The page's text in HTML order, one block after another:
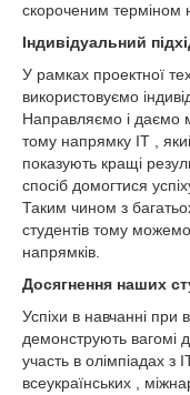
скороченим терміном
Індивідуальний
У рамках проектної
використовуємо
Направляємо і даємо
тому напрямку ІТ ,
показують кращі
спосіб домогтися
Таким чином з
студентів тому
напрямків.
Досягнення наших
Успіхи в навчанні при
демонструють вагомі
участь в олімпіадах з
всеукраїнських ,